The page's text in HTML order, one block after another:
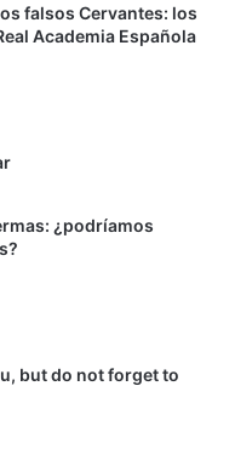
falsos Cervantes: los
Academia Española
¿podríamos
but do not forget to